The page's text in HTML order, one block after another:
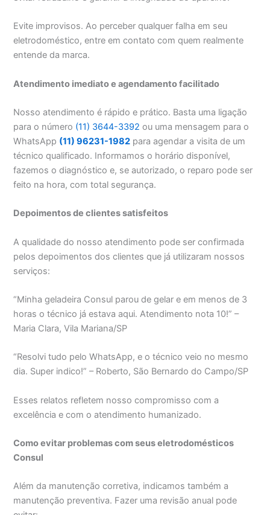
Evite improvisos. Ao perceber qualquer falha em seu
eletrodoméstico, entre em contato com quem realmente
entende da marca.
Atendimento imediato e agendamento facilitado
Nosso atendimento é rápido e prático. Basta uma ligação
para o número (11) 3644-3392 ou uma mensagem para o
WhatsApp (11) 96231-1982 para agendar a visita de um
técnico qualificado. Informamos o horário disponível,
fazemos o diagnóstico e, se autorizado, o reparo pode ser
feito na hora, com total segurança.
Depoimentos de clientes satisfeitos
A qualidade do nosso atendimento pode ser confirmada
pelos depoimentos dos clientes que já utilizaram nossos
serviços:
“Minha geladeira Consul parou de gelar e em menos de 3
horas o técnico já estava aqui. Atendimento nota 10!” –
Maria Clara, Vila Mariana/SP
“Resolvi tudo pelo WhatsApp, e o técnico veio no mesmo
dia. Super indico!” – Roberto, São Bernardo do Campo/SP
Esses relatos refletem nosso compromisso com a
excelência e com o atendimento humanizado.
Como evitar problemas com seus eletrodomésticos
Consul
Além da manutenção corretiva, indicamos também a
manutenção preventiva. Fazer uma revisão anual pode